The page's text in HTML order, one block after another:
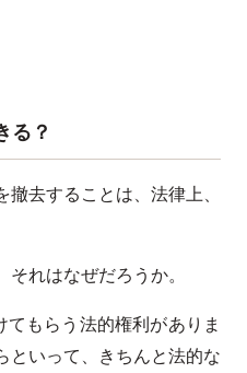
る？
去することは、法律上、
れはなぜだろうか。
てもらう法的権利がありま
といって、きちんと法的な